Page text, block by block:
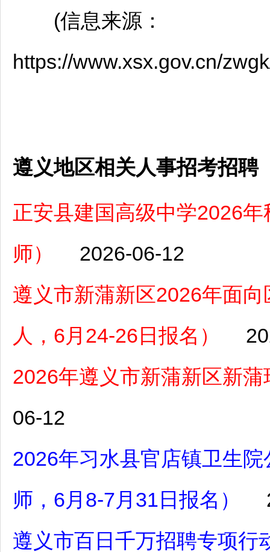
(信息来源：
https://www.xsx.gov.cn/
遵义地区相关人事招考招聘
正安县建国高级中学2026
师）
2026-06-12
遵义市新蒲新区2026年面
人，6月24-26日报名）
2026年遵义市新蒲新区新
06-12
2026年习水县官店镇卫生
师，6月8-7月31日报名）
遵义市百日千万招聘专项行